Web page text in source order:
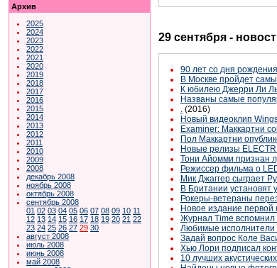
Архив
2025
2024
2023
2022
2021
2020
2019
2018
2017
2016
2015
2014
2013
2012
2011
2010
2009
2008
декабрь 2008
ноябрь 2008
октябрь 2008
сентябрь 2008
01 02 03 04 05 06 07 08 09 10 11
12 13 14 15 16 17 18 19 20 21 22
23 24 25 26 27 29 30
август 2008
июль 2008
июнь 2008
май 2008
29 сентября -
90 лет со дня
В Москве пройдет
К юбилею Джерри Ли
Названы самые
(2016)
Новый видеоклип
Examiner: Маккартни
Пол Маккартни
Новые релизы
Тони Айомми признан
Режиссер фильма о
Мик Джаггер сыграет
В Британии установят
Рокеры-ветераны
Новое издание первой
Журнал Time вспомнил
Любимые исполнители
Задай вопрос Коле
Хью Лори подписал
10 лучших